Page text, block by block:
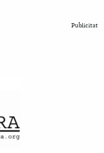
Publicitat